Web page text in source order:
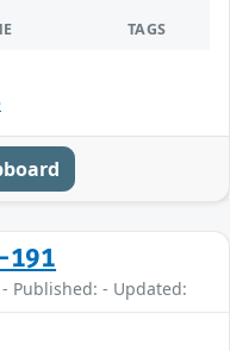
TAGS
191
- Published: - Updated: